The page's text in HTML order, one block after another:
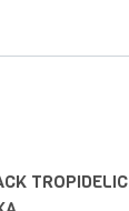
TROPIDELIC